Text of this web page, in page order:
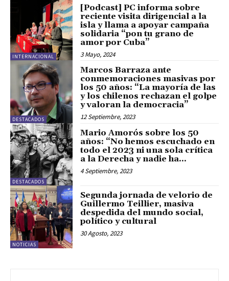
INTERNACIONAL
[Podcast] PC informa sobre
reciente visita dirigencial a la
isla y llama a apoyar campaña
solidaria “pon tu grano de
amor por Cuba”
3 Mayo, 2024
DESTACADOS
Marcos Barraza ante
conmemoraciones masivas por
los 50 años: “La mayoría de las
y los chilenos rechazan el golpe
y valoran la democracia”
12 Septiembre, 2023
DESTACADOS
Mario Amorós sobre los 50
años: “No hemos escuchado en
todo el 2023 ni una sola crítica
a la Derecha y nadie ha...
4 Septiembre, 2023
NOTICIAS
Segunda jornada de velorio de
Guillermo Teillier, masiva
despedida del mundo social,
político y cultural
30 Agosto, 2023